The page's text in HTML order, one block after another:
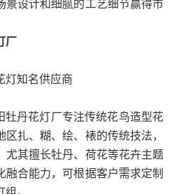
景设计和细腻的工艺细节赢得市
厂
灯知名供应商
牡丹花灯厂专注传统花鸟造型花
扎、糊、绘、裱的传统技法，
尤其擅长牡丹、荷花等花卉主题
合能力，可根据客户需求定制